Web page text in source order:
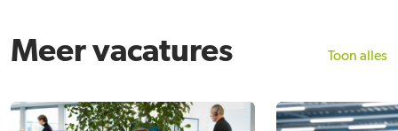
Meer vacatures Toon alles